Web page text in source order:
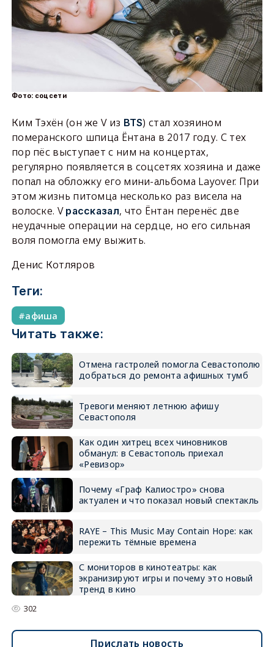
Фото: соцсети
Ким Тэхён (он же V из BTS) стал хозяином
померанского шпица Ёнтана в 2017 году. С тех
пор пёс выступает с ним на концертах,
регулярно появляется в соцсетях хозяина и даже
попал на обложку его мини-альбома Layover. При
этом жизнь питомца несколько раз висела на
волоске. V рассказал, что Ёнтан перенёс две
неудачные операции на сердце, но его сильная
воля помогла ему выжить.
Денис Котляров
Теги:
афиша
Читать также:
Отмена гастролей помогла Севастополю
добраться до ремонта афишных тумб
Тревоги меняют летнюю афишу
Севастополя
Как один хитрец всех чиновников
обманул: в Севастополь приехал
«Ревизор»
Почему «Граф Калиостро» снова
актуален и что показал новый спектакль
RAYE – This Music May Contain Hope: как
пережить тёмные времена
С мониторов в кинотеатры: как
экранизируют игры и почему это новый
тренд в кино
302
Прислать новость